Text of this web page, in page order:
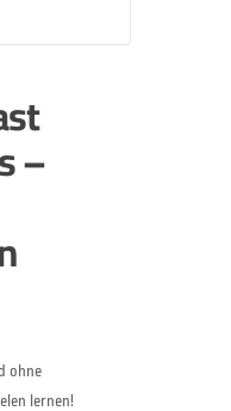
–
ohne
lernen!